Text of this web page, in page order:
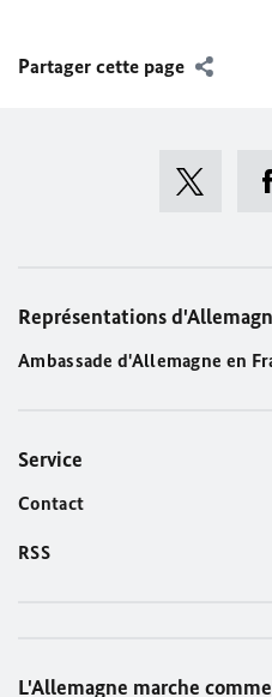
Partager cette page
Représentations
Ambassade d'Allemagne en
Service
Contact
RSS
L'Allemagne marche